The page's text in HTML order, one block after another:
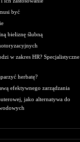
być
bieliznę ślubną
w zakres HR? Specjalistyczne
herbatę?
efektywnego zarządzania
jako alternatywa do